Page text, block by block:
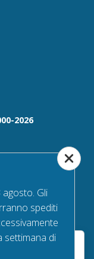
2026
Italia
Camera di
25.000,00.
Gli
spediti
settimana di